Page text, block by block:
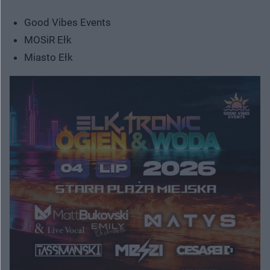
Good Vibes Events
MOSiR Ełk
Miasto Ełk